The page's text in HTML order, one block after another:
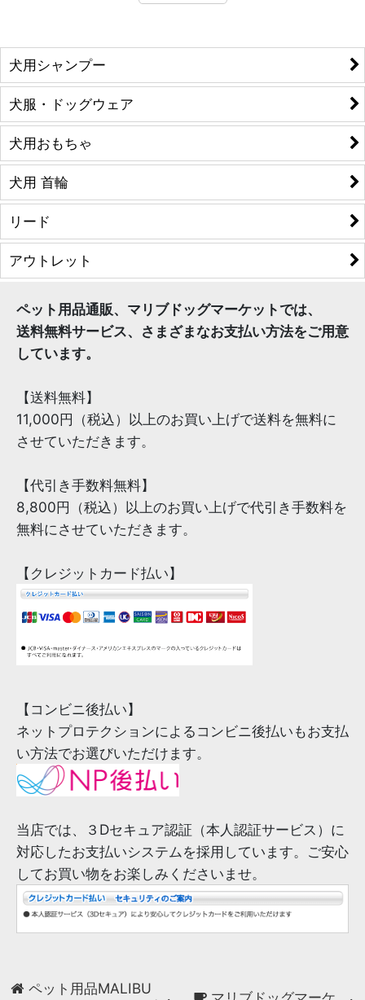
犬用シャンプー
犬服・ドッグウェア
犬用おもちゃ
犬用 首輪
リード
アウトレット
ペット用品通販、マリブドッグマーケットでは、
送料無料サービス、さまざまなお支払い方法をご用意
しています。
【送料無料】
11,000円（税込）以上のお買い上げで送料を無料に
させていただきます。
【代引き手数料無料】
8,800円（税込）以上のお買い上げで代引き手数料を
無料にさせていただきます。
【クレジットカード払い】
【コンビニ後払い】
ネットプロテクションによるコンビニ後払いもお支払
い方法でお選びいただけます。
当店では、３Dセキュア認証（本人認証サービス）に
対応したお支払いシステムを採用しています。ご安心
してお買い物をお楽しみくださいませ。
ペット用品MALIBU